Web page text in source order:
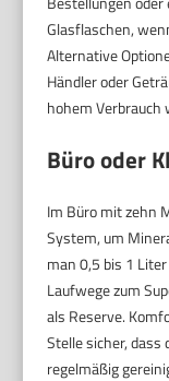
Glasflaschen,
Alternative
Händler oder
hohem
Büro oder
Im Büro mit zehn
System, um
man 0,5 bis 1
Laufwege zum
als Reserve.
Stelle sicher, dass
regelmäßig